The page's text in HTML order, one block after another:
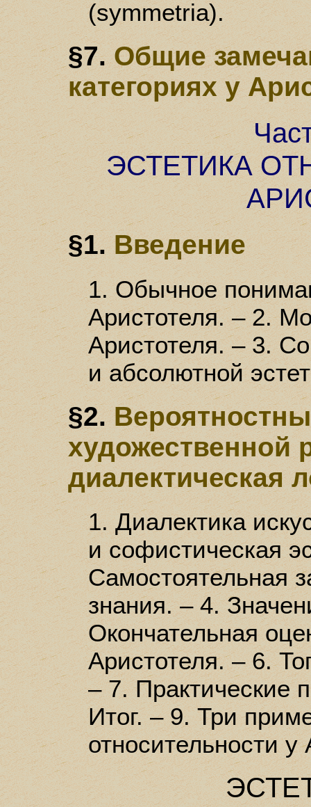
(symmetria).
§7.Общие
категориях у
ЭСТЕТИКА
§1.Введение
1. Обычное
Аристотеля. – 2.
Аристотеля. – 3.
и абсолютной
§2.
художественной
диалектическая
1. Диалектика
и софистическая
Самостоятельная
знания. – 4.
Окончательная
Аристотеля. – 6.
– 7. Практические
Итог. – 9. Три
относительности у